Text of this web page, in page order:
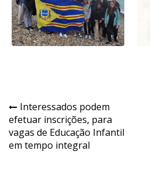
Navegação
de
Post
Interessados podem
efetuar inscrições, para
vagas de Educação Infantil
em tempo integral